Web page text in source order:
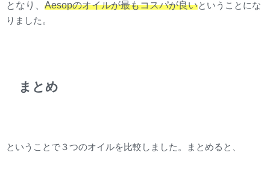
となり、 Aesopのオイルが最もコスパが良いということにな
りました。
まとめ
ということで３つのオイルを比較しました。まとめると、